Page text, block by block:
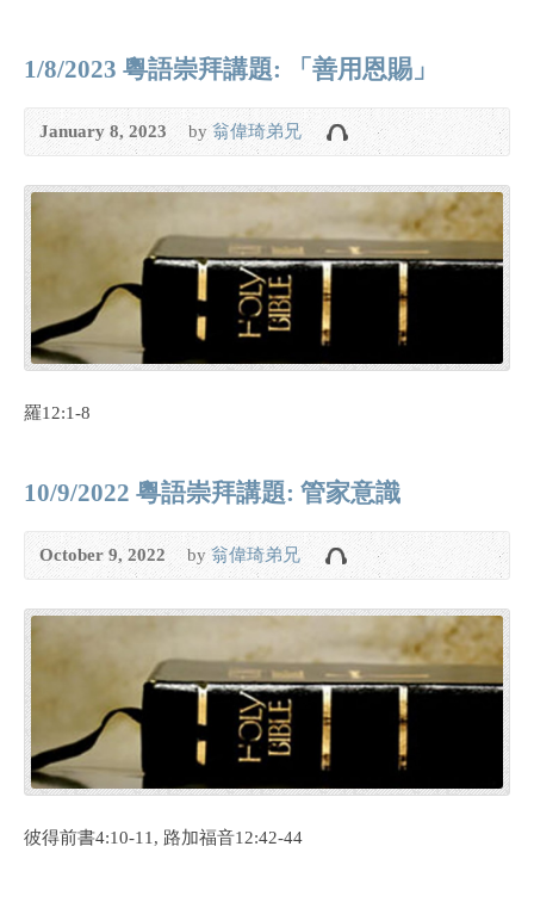
1/8/2023 粵語崇拜講題: 「善用恩賜」
January 8, 2023 by翁偉琦弟兄
羅12:1-8
10/9/2022 粵語崇拜講題: 管家意識
October 9, 2022 by翁偉琦弟兄
彼得前書4:10-11, 路加福音12:42-44